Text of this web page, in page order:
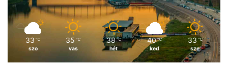
33 ℃
szo
35 ℃
vas
38 ℃
hét
40 ℃
ked
33 ℃
sze